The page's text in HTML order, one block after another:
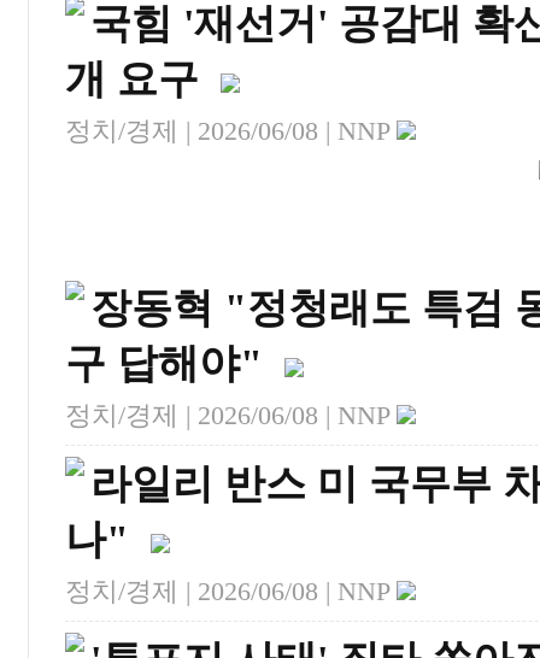
국힘 '재선거' 공감대 확
개 요구
정치/경제 | 2026/06/08 | NNP
장동혁 "정청래도 특검
구 답해야"
정치/경제 | 2026/06/08 | NNP
라일리 반스 미 국무부
나"
정치/경제 | 2026/06/08 | NNP